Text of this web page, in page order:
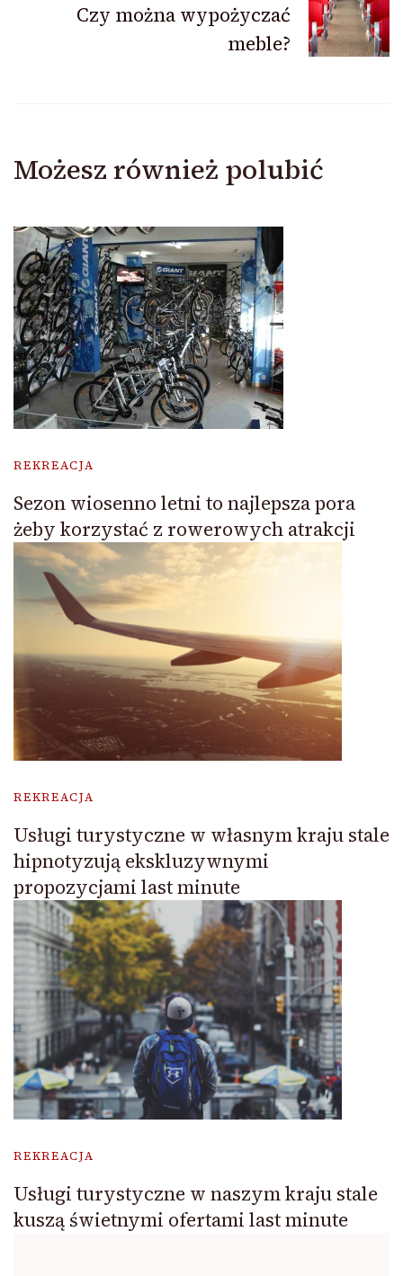
Czy można wypożyczać
meble?
Możesz również polubić
REKREACJA
Sezon wiosenno letni to najlepsza pora
żeby korzystać z rowerowych atrakcji
REKREACJA
Usługi turystyczne w własnym kraju stale
hipnotyzują ekskluzywnymi
propozycjami last minute
REKREACJA
Usługi turystyczne w naszym kraju stale
kuszą świetnymi ofertami last minute